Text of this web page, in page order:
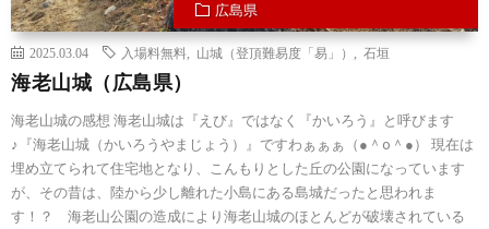
広島県
2025.03.04 入場料無料 山城（登頂難易度「易」） 石垣
海老山城（広島県）
海老山城の感想 海老山城は『えび』ではなく『かいろう』と呼びます
♪『海老山城（かいろうやまじょう）』ですわぁぁぁ（●＾o＾●） 現在は
埋め立てられて住宅地となり、こんもりとした丘の公園になっています
が、その昔は、陸から少し離れた小島にある島城だったと思われま
す！？ 海老山公園の造成により海老山城のほとんどが破壊されている